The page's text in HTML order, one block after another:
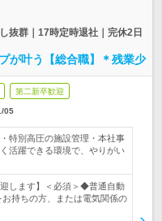
抜群｜17時定時退社｜完休2日
が叶う【総合職】＊残業少
第二新卒歓迎
05
特別高圧の施設管理・本社事
活躍できる環境で、やりがい
迎します】＜必須＞◆普通自動
持ちの方、または電気関係の